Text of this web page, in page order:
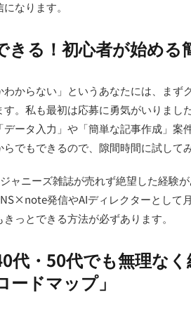
なります。
きる！初心者が始める
わからない」というあなたには、ま
。私も最初は応募に勇気がいりまし
データ入力」や「簡単な記事作成」案
でもできるので、隙間時間に試して
ャニーズ雑誌が売れず絶望した経験
発信やAIディレクターとして
っとできる方法が必ずあります。
代・50代でも無理な
ードマップ」